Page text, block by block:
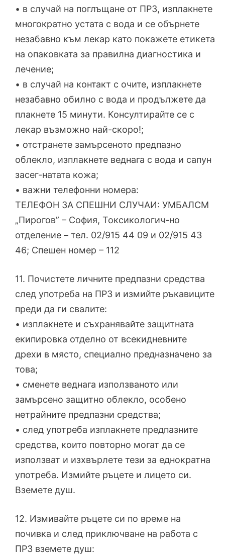
• в случай на поглъщане от ПРЗ, изплакнете
многократно устата с вода и се обърнете
незабавно към лекар като покажете етикета
на опаковката за правилна диагностика и
лечение;
• в случай на контакт с очите, изплакнете
незабавно обилно с вода и продължете да
плакнете 15 минути. Консултирайте се с
лекар възможно най-скоро!;
• отстранете замърсеното предпазно
облекло, изплакнете веднага с вода и сапун
засег-натата кожа;
• важни телефонни номера:
ТЕЛЕФОН ЗА СПЕШНИ СЛУЧАИ: УМБАЛСМ
„Пирогов” – София, Токсикологич-но
отделение – тел. 02/915 44 09 и 02/915 43
46; Спешен номер – 112
11. Почистете личните предпазни средства
след употреба на ПРЗ и измийте ръкавиците
преди да ги свалите:
• изплакнете и съхранявайте защитната
екипировка отделно от всекидневните
дрехи в място, специално предназначено за
това;
• сменете веднага използваното или
замърсено защитно облекло, особено
нетрайните предпазни средства;
• след употреба изплакнете предпазните
средства, които повторно могат да се
използват и изхвърлете тези за еднократна
употреба. Измийте ръцете и лицето си.
Вземете душ.
12. Измивайте ръцете си по време на
почивка и след приключване на работа с
ПРЗ вземете душ: